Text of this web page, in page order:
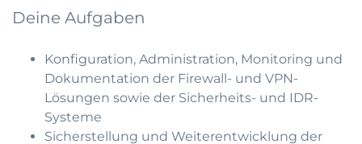
Deine Aufgaben
Konfiguration, Administration, Monitoring und
Dokumentation der Firewall- und VPN-
Lösungen sowie der Sicherheits- und IDR-
Systeme
Sicherstellung und Weiterentwicklung der